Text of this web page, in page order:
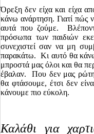
Όρεξη δεν είχα και είχα
κάνω ανάρτηση. Γιατί πώς
αυτά που ζούμε.
πρόσωπα των παιδιών
συνεχιστεί σαν να μη
παρακάτω. Κι αυτό θα
μπροστά μας όλοι και θα
έβαλαν. Που δεν μας
θα φτάσουμε, έτσι δεν
κάνουμε πιο εύκολη.
Καλάθι για